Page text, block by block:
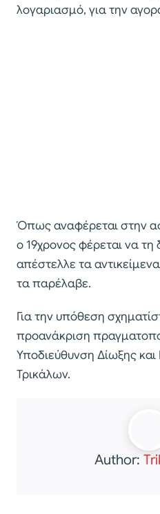
λογαριασμό, για την
Όπως αναφέρεται στην
ο 19χρονος φέρεται να τη
απέστελλε τα
τα παρέλαβε.
Για την υπόθεση
προανάκριση
Υποδιεύθυνση Δίωξης και
Τρικάλων.
Author: